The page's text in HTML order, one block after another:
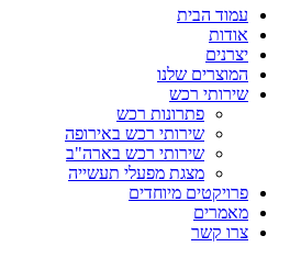
עמוד הבית
אודות
יצרנים
המוצרים שלנו
שירותי רכש
פתרונות רכש
שירותי רכש באירופה
שירותי רכש בארה"ב
מצגת מפעלי תעשייה
פרויקטים מיוחדים
מאמרים
צרו קשר